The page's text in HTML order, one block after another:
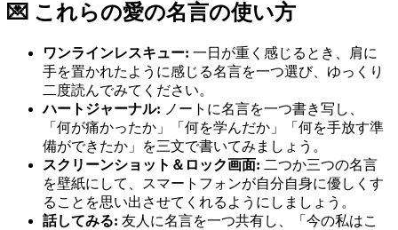
💌 これらの愛の名言の使い方
ワンラインレスキュー: 一日が重く感じるとき、肩に
手を置かれたように感じる名言を一つ選び、ゆっくり
二度読んでみてください。
ハートジャーナル: ノートに名言を一つ書き写し、
「何が痛かったか」「何を学んだか」「何を手放す準
備ができたか」を三文で書いてみましょう。
スクリーンショット＆ロック画面: 二つか三つの名言
を壁紙にして、スマートフォンが自分自身に優しくす
ることを思い出させてくれるようにしましょう。
話してみる: 友人に名言を一つ共有し、「今の私はこ